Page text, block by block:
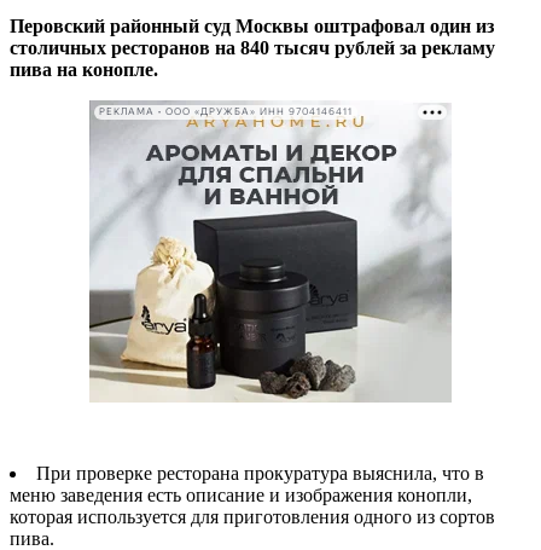
Перовский районный суд Москвы оштрафовал один из
столичных ресторанов на 840 тысяч рублей за рекламу
пива на конопле.
РЕКЛАМА • ООО «ДРУЖБА» ИНН 9704146411
При проверке ресторана прокуратура выяснила, что в
меню заведения есть описание и изображения конопли,
которая используется для приготовления одного из сортов
пива.